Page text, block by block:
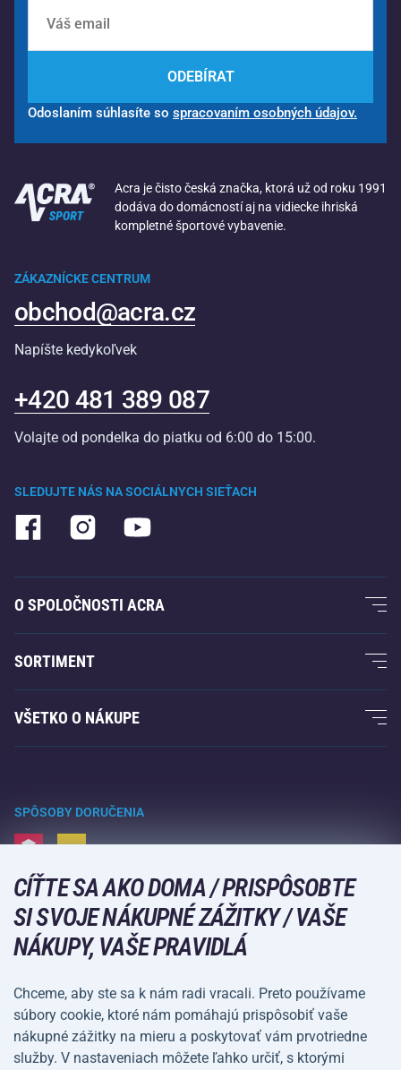
ODEBÍRAT
Odoslaním súhlasíte so spracovaním osobných údajov.
Acra je čisto česká značka, ktorá už od roku 1991
dodáva do domácností aj na vidiecke ihriská
kompletné športové vybavenie.
SLEDUJTE NÁS NA SOCIÁLNYCH SIEŤACH
ZÁKAZNÍCKE CENTRUM
obchod@acra.cz
Napíšte kedykoľvek
+420 481 389 087
Volajte od pondelka do piatku od 6:00 do 15:00.
O SPOLOČNOSTI ACRA
O nás
Záruka Acra
Kontakty
SORTIMENT
Fitness a posilovanie
Raketové športy
Voľný čas a zábava
Kempovanie a turistika
Bojové športy
Bicykle a kolobežky
Lopové športy
Vodné športy
Športové oblečenie a doplnky
VŠETKO O NÁKUPE
Doprava a platba
SPÔSOBY DORUČENIA
SPÔSOBY PLATBY
CÍŤTE SA AKO DOMA / PRISPÔSOBTE
SI SVOJE NÁKUPNÉ ZÁŽITKY / VAŠE
NÁKUPY, VAŠE PRAVIDLÁ
Chceme, aby ste sa k nám radi vracali. Preto používame
súbory cookie, ktoré nám pomáhajú prispôsobiť vaše
nákupné zážitky na mieru a poskytovať vám prvotriedne
služby. V nastaveniach môžete ľahko určiť, s ktorými